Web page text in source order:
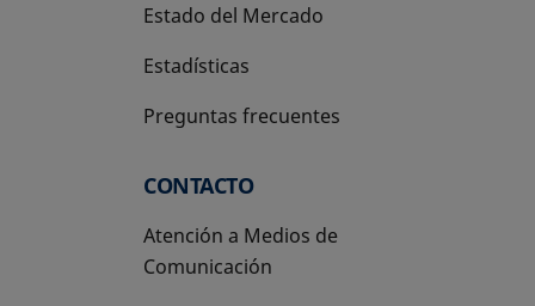
Estado del Mercado
Estadísticas
Preguntas frecuentes
CONTACTO
Atención a Medios de
Comunicación